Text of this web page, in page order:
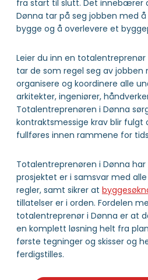
fra start til slutt. Det innebærer
Dønna tar på seg jobben med
bygge og å overlevere et
Leier du inn en
tar de som regel seg av jobben
organisere og koordinere alle
arkitekter, ingeniører,
Totalentreprenøren i Dønna
kontraktsmessige krav blir fulgt
fullføres innen rammene for
Totalentreprenøren i Dønna
prosjektet er i samsvar med
regler, samt sikrer at
tillatelser er i orden. Fordelen
totalentreprenør i Dønna er at
en komplett løsning helt fra
første tegninger og skisser og
ferdigstilles.